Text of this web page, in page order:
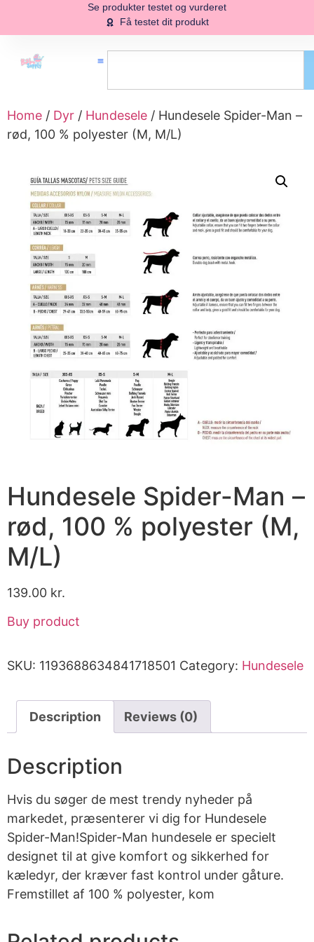
Se produkter testet og vurderet
Få testet dit produkt
Home / Dyr / Hundesele / Hundesele Spider-Man –
rød, 100 % polyester (M, M/L)
Hundesele Spider-Man –
rød, 100 % polyester (M,
M/L)
139.00 kr.
Buy product
SKU: 1193688634841718501 Category: Hundesele
Description Reviews (0)
Description
Hvis du søger de mest trendy nyheder på
markedet, præsenterer vi dig for Hundesele
Spider-Man!Spider-Man hundesele er specielt
designet til at give komfort og sikkerhed for
kæledyr, der kræver fast kontrol under gåture.
Fremstillet af 100 % polyester, kom